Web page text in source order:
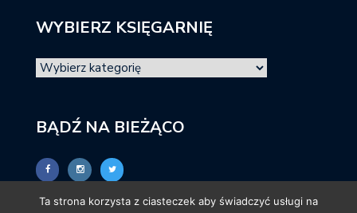
WYBIERZ KSIĘGARNIĘ
BĄDŹ NA BIEŻĄCO
Ta strona korzysta z ciasteczek aby świadczyć usługi na